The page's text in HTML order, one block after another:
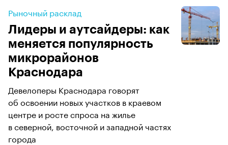
Рыночный расклад
Лидеры и аутсайдеры: как
меняется популярность
микрорайонов
Краснодара
Девелоперы Краснодара говорят
об освоении новых участков в краевом
центре и росте спроса на жилье
в северной, восточной и западной частях
города